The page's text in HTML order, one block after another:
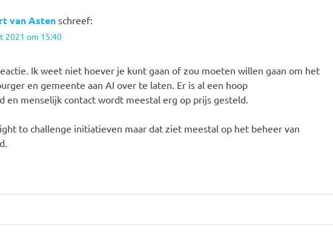
van Asten schreef:
2021 om 15:40
Ik weet niet hoever je kunt gaan of zou moeten willen gaan om het
en gemeente aan AI over te laten. Er is al een hoop
en menselijk contact wordt meestal erg op prijs gesteld.
to challenge initiatieven maar dat ziet meestal op het beheer van